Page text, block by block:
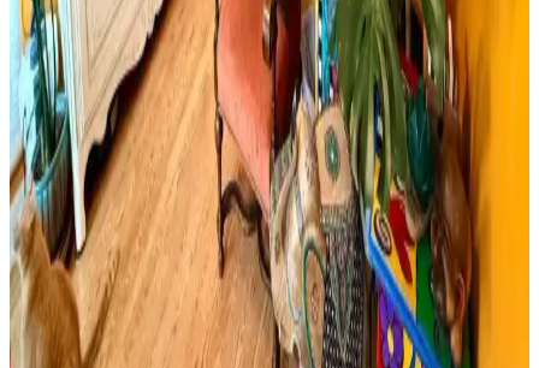
Cadence Mermer Efekti Gümüş: Dekorasyonda Yeni
Trend ve Bilgi Eksikliği
Cadence mermer efekti gümüş ifadesi dekorasyonda yeni bir trend
olarak öne çıkıyor ancak mevcut arama sonuçlarında somut bilgi
bulunmuyor. Mermer ve gümüş tonları dekorasyonda şıklık sağlar.
Viscotex Hard Serenity ve Lif Kılıflı Hava Kanallı
Visco Yastık Karşılaştırması
İki visco yastık modeli, boyut, sertlik ve kullanıcı geri bildirimleriyle
detaylı karşılaştırıldı. Hard Serenity yüksek sertlik ve boyun desteği
sağlarken, Lif Kılıflı yumuşaklık ve konfor sunuyor.
Boho Maksimalist Oturma Odası Tasarımında